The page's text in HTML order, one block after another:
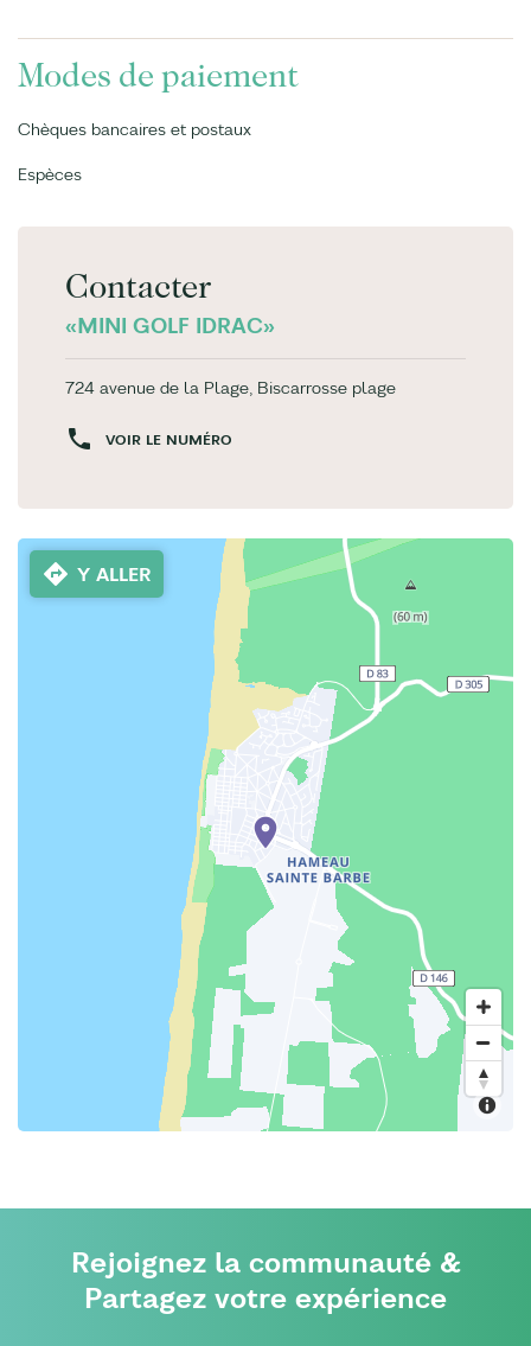
Modes de paiement
Chèques bancaires et postaux
Espèces
Contacter
«MINI GOLF IDRAC»
724 avenue de la Plage, Biscarrosse plage
VOIR LE NUMÉRO
Y ALLER
Rejoignez la communauté &
Partagez votre expérience